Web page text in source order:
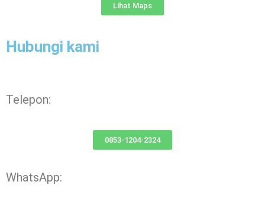
Lihat Maps
Hubungi kami
Telepon:
0853-1204-2324
WhatsApp: